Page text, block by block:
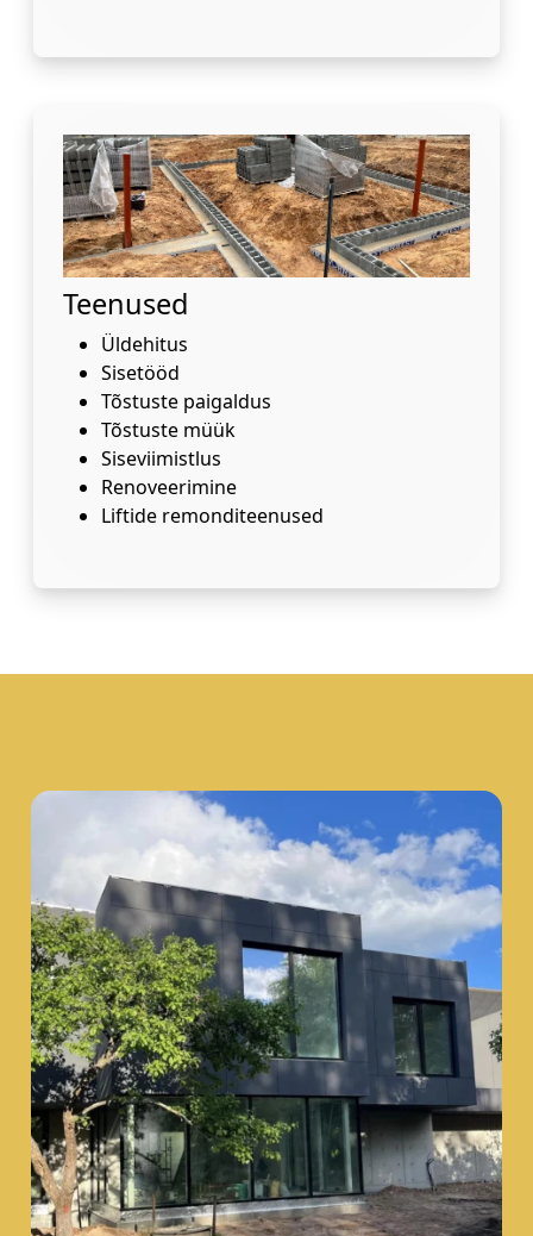
Teenused
Üldehitus
Sisetööd
Tõstuste paigaldus
Tõstuste müük
Siseviimistlus
Renoveerimine
Liftide remonditeenused